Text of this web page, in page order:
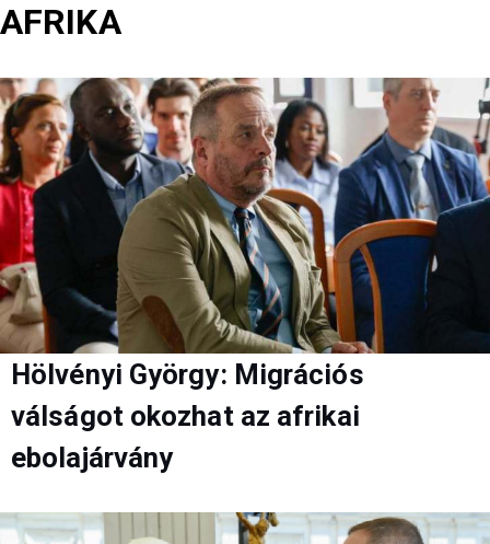
AFRIKA
Hölvényi György: Migrációs
válságot okozhat az afrikai
ebolajárvány